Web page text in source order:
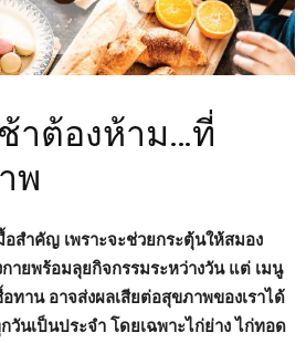
าต้องห้าม…ที่
พ
อสำคัญ เพราะจะช่วยกระตุ้นให้สมอง
กายพร้อมลุยกิจกรรมระหว่างวัน แต่ เมนู
ทาน อาจส่งผลเสียต่อสุขภาพของเราได้
วันเป็นประจำ โดยเฉพาะไก่ย่าง ไก่ทอด